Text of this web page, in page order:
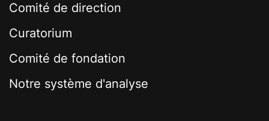
Comité de direction
Curatorium
Comité de fondation
Notre système d'analyse